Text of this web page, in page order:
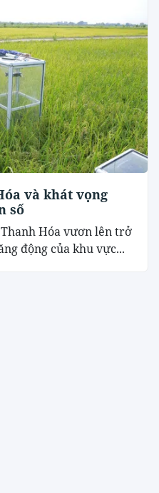
và khát vọng
số
Hóa vươn lên trở
động của khu vực...